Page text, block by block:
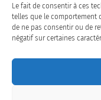
Le fait de consentir à ces
telles que le comportement
de ne pas consentir ou de
négatif sur certaines